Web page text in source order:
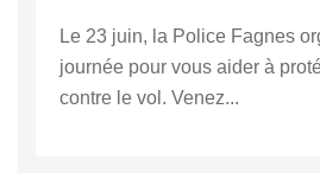
Le 23 juin, la Police Fagnes
journée pour vous aider à
contre le vol. Venez...